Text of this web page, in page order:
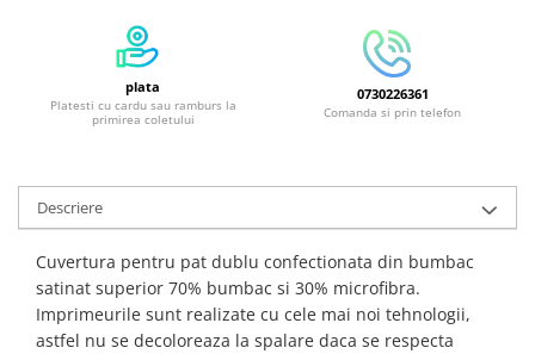
plata
Platesti cu cardu sau ramburs la
primirea coletului
0730226361
Comanda si prin telefon
Descriere
Cuvertura pentru pat dublu confectionata din bumbac
satinat superior 70% bumbac si 30% microfibra.
Imprimeurile sunt realizate cu cele mai noi tehnologii,
astfel nu se decoloreaza la spalare daca se respecta